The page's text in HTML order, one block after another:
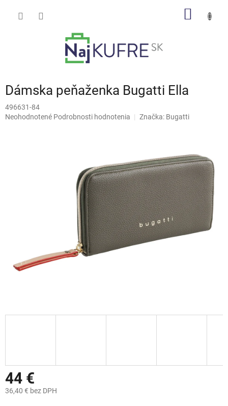
Dámska peňaženka Bugatti Ella
496631-84
Priemerné
Neohodnotené Podrobnosti hodnotenia Značka: Bugatti
44 €
36,40 € bez DPH